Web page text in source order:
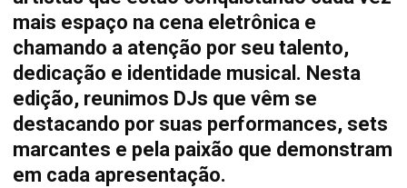
mais espaço na cena eletrônica e
chamando a atenção por seu talento,
dedicação e identidade musical. Nesta
edição, reunimos DJs que vêm se
destacando por suas performances, sets
marcantes e pela paixão que demonstram
em cada apresentação.